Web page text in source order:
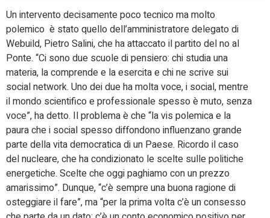
Un intervento decisamente poco tecnico ma molto
polemico è stato quello dell’amministratore delegato di
Webuild, Pietro Salini, che ha attaccato il partito del no al
Ponte. “Ci sono due scuole di pensiero: chi studia una
materia, la comprende e la esercita e chi ne scrive sui
social network. Uno dei due ha molta voce, i social, mentre
il mondo scientifico e professionale spesso è muto, senza
voce”, ha detto. Il problema è che “la vis polemica e la
paura che i social spesso diffondono influenzano grande
parte della vita democratica di un Paese. Ricordo il caso
del nucleare, che ha condizionato le scelte sulle politiche
energetiche. Scelte che oggi paghiamo con un prezzo
amarissimo”. Dunque, “c’è sempre una buona ragione di
osteggiare il fare”, ma “per la prima volta c’è un consesso